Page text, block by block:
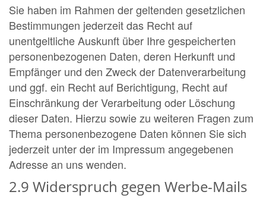
Sie haben im Rahmen der geltenden gesetzlichen
Bestimmungen jederzeit das Recht auf
unentgeltliche Auskunft über Ihre gespeicherten
personenbezogenen Daten, deren Herkunft und
Empfänger und den Zweck der Datenverarbeitung
und ggf. ein Recht auf Berichtigung, Recht auf
Einschränkung der Verarbeitung oder Löschung
dieser Daten. Hierzu sowie zu weiteren Fragen zum
Thema personenbezogene Daten können Sie sich
jederzeit unter der im Impressum angegebenen
Adresse an uns wenden.
2.9 Widerspruch gegen Werbe-Mails